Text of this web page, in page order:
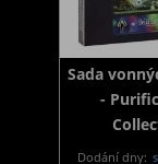
Sada
-
Dodání dny: